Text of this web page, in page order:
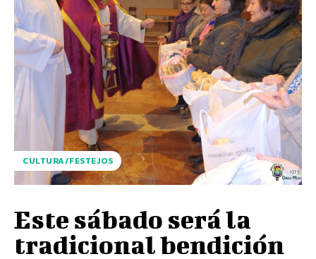
CULTURA/FESTEJOS
Este sábado será la
tradicional bendición